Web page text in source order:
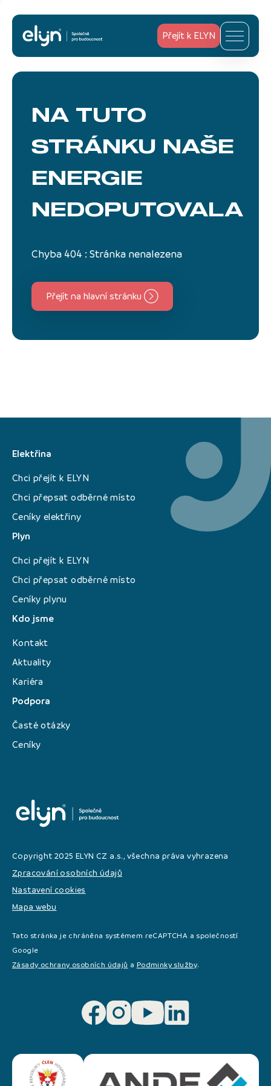
Přejít k ELYN
NA TUTO
STRÁNKU
NAŠE
ENERGIE
NEDOPUTOVALA
Chyba 404 : Stránka nenalezena
Přejít na hlavní stránku
Elektřina
Chci přejít k ELYN
Chci přepsat odběrné místo
Ceníky elektřiny
Plyn
Chci přejít k ELYN
Chci přepsat odběrné místo
Ceníky plynu
Kdo jsme
Kontakt
Aktuality
Kariéra
Podpora
Časté otázky
Ceníky
Copyright 2025 ELYN CZ a.s., všechna práva vyhrazena
Zpracování osobních údajů
Nastavení cookies
Mapa webu
Tato stránka je chráněna systémem reCAPTCHA a společností
Google
Zásady ochrany osobních údajů a Podminky služby.